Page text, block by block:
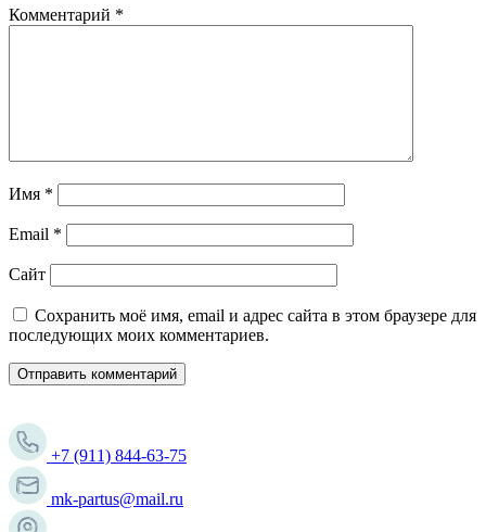
Комментарий *
Имя *
Email *
Сайт
Сохранить моё имя, email и адрес сайта в этом браузере для
последующих моих комментариев.
+7 (911) 844-63-75
mk-partus@mail.ru